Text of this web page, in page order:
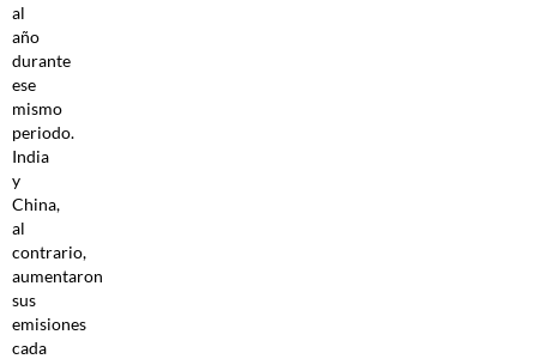
al
año
durante
ese
mismo
periodo.
India
y
China,
al
contrario,
aumentaron
sus
emisiones
cada